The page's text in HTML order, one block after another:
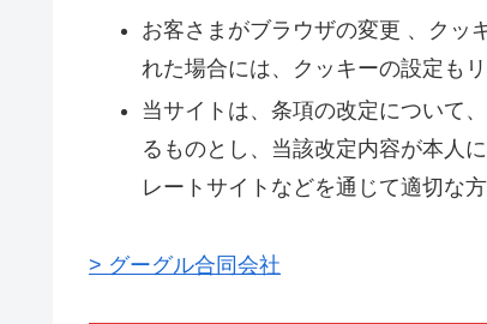
お客さまがブラウザの変更 、クッ
れた場合には、クッキーの設定も
当サイトは、条項の改定について
るものとし、当該改定内容が本人
レートサイトなどを通じて適切な
> グーグル合同会社